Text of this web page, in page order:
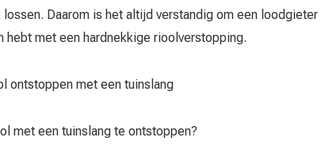
Daarom is het altijd verstandig om een loodgieter
hebt met een hardnekkige rioolverstopping.
ontstoppen met een tuinslang
met een tuinslang te ontstoppen?